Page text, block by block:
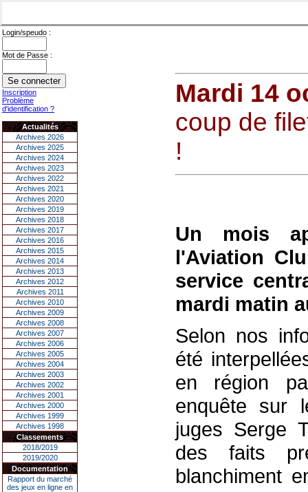
Login/speudo :
Mot de Passe :
Inscription
Problème
d'identification ?
Actualités
Archives 2026
Archives 2025
Archives 2024
Archives 2023
Archives 2022
Archives 2021
Archives 2020
Archives 2019
Archives 2018
Archives 2017
Archives 2016
Archives 2015
Archives 2014
Archives 2013
Archives 2012
Archives 2011
Archives 2010
Archives 2009
Archives 2008
Archives 2007
Archives 2006
Archives 2005
Archives 2004
Archives 2003
Archives 2002
Archives 2001
Archives 2000
Archives 1999
Archives 1998
Classements
2018/2019
2019/2020
Documentation
Rapport du marché
des jeux en ligne en
Mardi 14
coup de
!
Un mois
l'Aviation
service
mardi matin
Selon nos
été
en région
enquête sur
juges Serge
des faits
blanchiment